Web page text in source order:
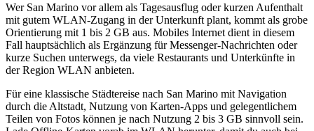
Wer San Marino vor allem als Tagesausflug oder kurzen Aufenthalt
mit gutem WLAN-Zugang in der Unterkunft plant, kommt als grobe
Orientierung mit 1 bis 2 GB aus. Mobiles Internet dient in diesem
Fall hauptsächlich als Ergänzung für Messenger-Nachrichten oder
kurze Suchen unterwegs, da viele Restaurants und Unterkünfte in
der Region WLAN anbieten.
Für eine klassische Städtereise nach San Marino mit Navigation
durch die Altstadt, Nutzung von Karten-Apps und gelegentlichem
Teilen von Fotos können je nach Nutzung 2 bis 3 GB sinnvoll sein.